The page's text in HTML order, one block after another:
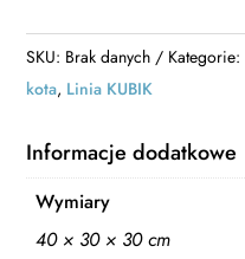
dla
kota
łapka”
SKU: Brak danych Kategorie:
kota, Linia KUBIK
Informacje dodatkowe
Wymiary
40 × 30 × 30 cm